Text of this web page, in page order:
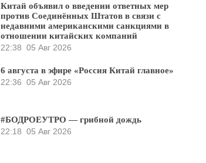
Китай объявил о введении ответных мер
против Соединённых Штатов в связи с
недавними американскими санкциями в
отношении китайских компаний
22:38 05 Авг 2026
6 августа в эфире «Россия Китай главное»
22:36 05 Авг 2026
#БОДРОЕУТРО — грибной дождь
22:18 05 Авг 2026